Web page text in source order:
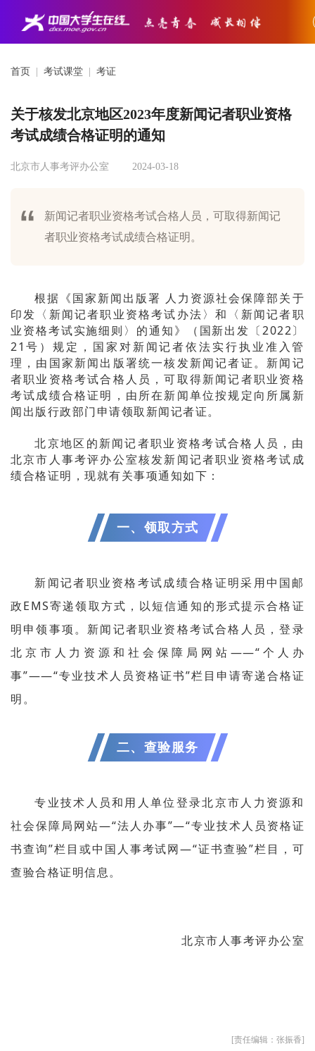
首页 考试课堂 考证
关于核发北京地区2023年度新闻记者职业资格
考试成绩合格证明的通知
北京市人事考评办公室 2024-03-18
新闻记者职业资格考试合格人员，可取得新闻记
者职业资格考试成绩合格证明。
根据《国家新闻出版署 人力资源社会保障部关于
印发〈新闻记者职业资格考试办法〉和〈新闻记者职
业资格考试实施细则〉的通知》（国新出发〔2022〕
21号）规定，国家对新闻记者依法实行执业准入管
理，由国家新闻出版署统一核发新闻记者证。新闻记
者职业资格考试合格人员，可取得新闻记者职业资格
考试成绩合格证明，由所在新闻单位按规定向所属新
闻出版行政部门申请领取新闻记者证。
北京地区的新闻记者职业资格考试合格人员，由
北京市人事考评办公室核发新闻记者职业资格考试成
绩合格证明，现就有关事项通知如下 ：
一、领取方式
新闻记者职业资格考试成绩合格证明采用中国邮
政EMS寄递领取方式，以短信通知的形式提示合格证
明申领事项。新闻记者职业资格考试合格人员，登录
北京市人力资源和社会保障局网站——“个人办
事”——“专业技术人员资格证书”栏目申请寄递合格证
明。
二、查验服务
专业技术人员和用人单位登录北京市人力资源和
社会保障局网站—“法人办事”—“专业技术人员资格证
书查询”栏目或中国人事考试网—“证书查验”栏目，可
查验合格证明信息。
北京市人事考评办公室
[责任编辑：张振香]